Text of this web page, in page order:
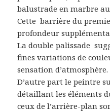
balustrade en marbre
Cette barrière du
profondeur
La double palissade
fines variations de
sensation d’atmosphère.
D’autre part le peintre
détaillant les éléments
ceux de l’arrière-plan